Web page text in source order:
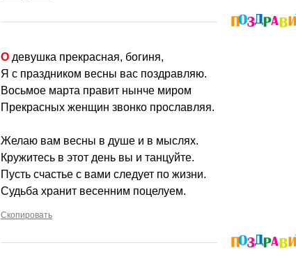
О девушка прекрасная, богиня,
Я с праздником весны вас поздравляю.
Восьмое марта правит нынче миром
Прекрасных женщин звонко прославляя.
Желаю вам весны в душе и в мыслях.
Кружитесь в этот день вы и танцуйте.
Пусть счастье с вами следует по жизни.
Судьба хранит весенним поцелуем.
Скопировать